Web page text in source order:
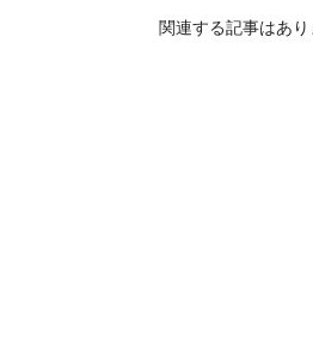
関連する記事はあり